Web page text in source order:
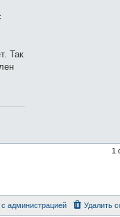
Так
1
Удалить
администрацией